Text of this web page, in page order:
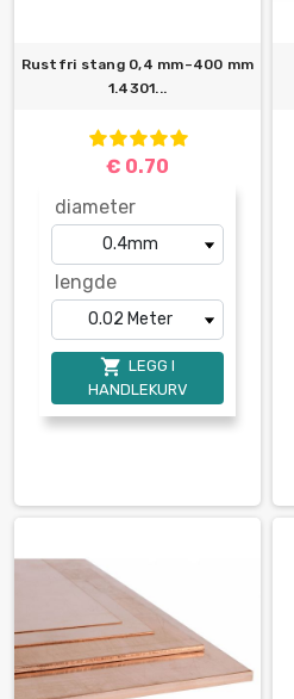
Rustfri stang 0,4 mm–400 mm
1.4301...
€ 0.70
diameter
lengde
 LEGG I
HANDLEKURV